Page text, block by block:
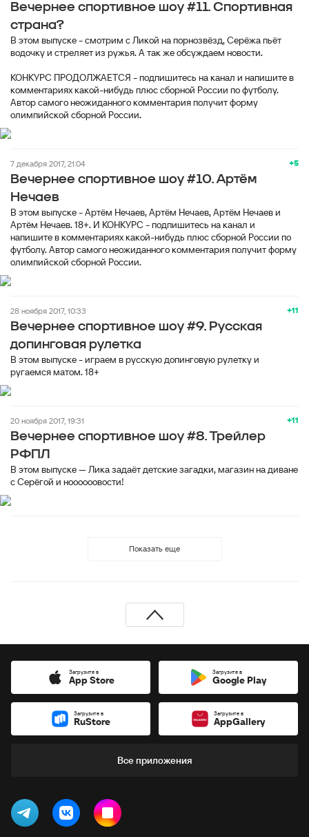
Вечернее спортивное шоу #11. Спортивная
страна?
В этом выпуске - смотрим с Ликой на порнозвёзд, Серёжа пьёт
водочку и стреляет из ружья. А так же обсуждаем новости.
КОНКУРС ПРОДОЛЖАЕТСЯ - подпишитесь на канал и напишите в
комментариях какой-нибудь плюс сборной России по футболу.
Автор самого неожиданного комментария получит форму
олимпийской сборной России.
+5
7 декабря 2017, 21:04
Вечернее спортивное шоу #10. Артём
Нечаев
В этом выпуске - Артём Нечаев, Артём Нечаев, Артём Нечаев и
Артём Нечаев. 18+. И КОНКУРС - подпишитесь на канал и
напишите в комментариях какой-нибудь плюс сборной России по
футболу. Автор самого неожиданного комментария получит форму
олимпийской сборной России.
+11
28 ноября 2017, 10:33
Вечернее спортивное шоу #9. Русская
допинговая рулетка
В этом выпуске - играем в русскую допинговую рулетку и
ругаемся матом. 18+
+11
20 ноября 2017, 19:31
Вечернее спортивное шоу #8. Трейлер
РФПЛ
В этом выпуске — Лика задаёт детские загадки, магазин на диване
с Серёгой и ноооооовости!
Показать еще
Загрузите в
App Store
Загрузите в
Google Play
Загрузите в
RuStore
Загрузите в
AppGallery
Все приложения